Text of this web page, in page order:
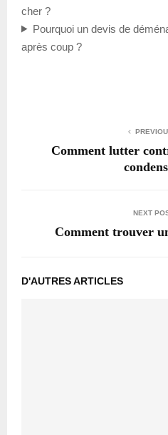
cher ?
Pourquoi un devis de
après coup ?
Comment lutter
NEXT
Comment trouver
D'AUTRES ARTICLES